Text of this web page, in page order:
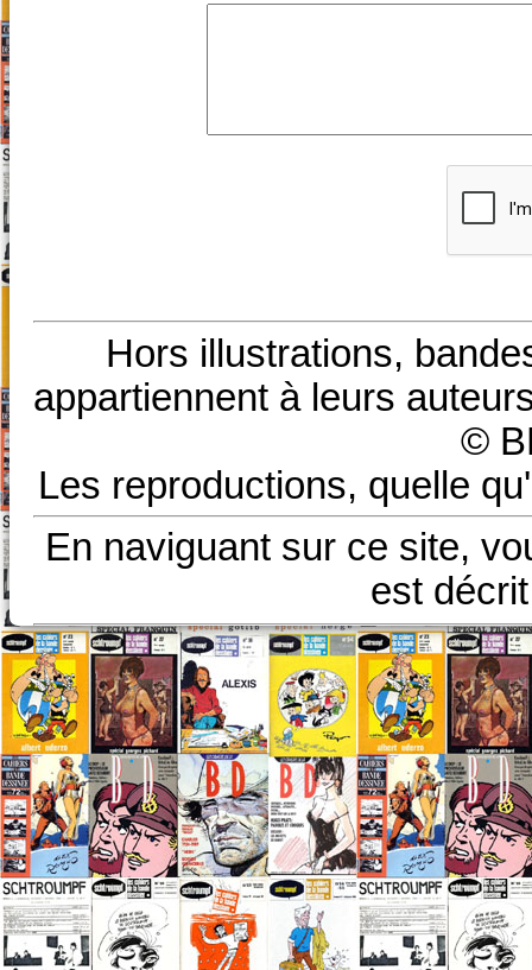
Hors illustrations,
appartiennent à leurs
©
Les reproductions, quelle
En naviguant sur ce site,
est